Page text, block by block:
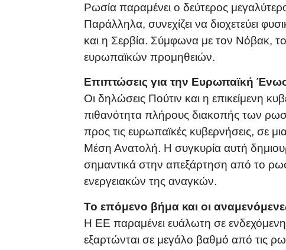
Ρωσία παραμένει ο δεύτερος
Παράλληλα, συνεχίζει να διοχετεύει
και η Σερβία. Σύμφωνα με τον Νόβακ,
ευρωπαϊκών προμηθειών.
Επιπτώσεις για την Ευρωπαϊκή
Οι δηλώσεις Πούτιν και η επικείμενη
πιθανότητα πλήρους διακοπής των
προς τις ευρωπαϊκές κυβερνήσεις, σε
Μέση Ανατολή. Η συγκυρία αυτή
σημαντικά στην απεξάρτηση από το
ενεργειακών της αναγκών.
Το επόμενο βήμα και οι αναμενόμενες
Η ΕΕ παραμένει ευάλωτη σε
εξαρτώνται σε μεγάλο βαθμό από τις